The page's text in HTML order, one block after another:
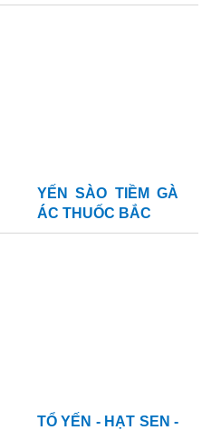
YẾN SÀO TIỀM GÀ
ÁC THUỐC BẮC
TỔ YẾN - HẠT SEN -